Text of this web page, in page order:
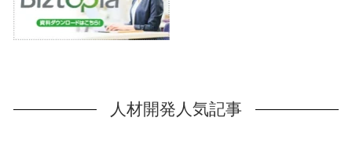
人材開発人気記事